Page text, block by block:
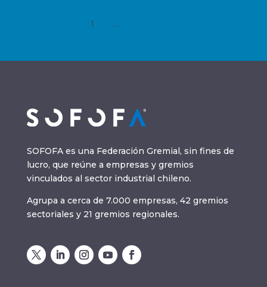
1 …
SOFOFA es una Federación Gremial, sin fines de
lucro, que reúne a empresas y gremios
vinculados al sector industrial chileno.
Agrupa a cerca de 7.000 empresas, 42 gremios
sectoriales y 21 gremios regionales.